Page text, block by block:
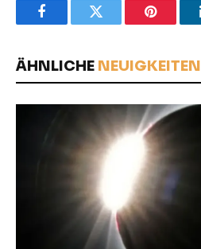
FacebookTwitter Pinterest
ÄHNLICHE NEUIGKEITEN